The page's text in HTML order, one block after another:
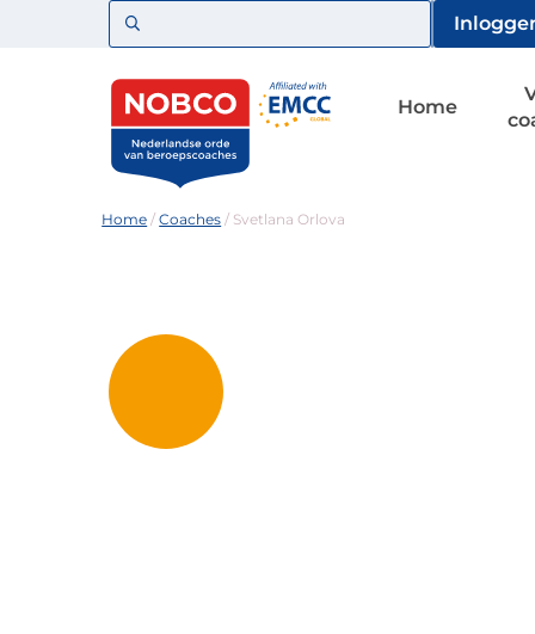
Zoeken
Home
Home /Coaches / Svetlana Orlova